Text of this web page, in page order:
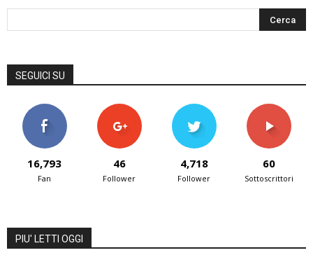
SEGUICI SU
16,793
Fan
46
Follower
4,718
Follower
60
Sottoscrittori
PIU' LETTI OGGI